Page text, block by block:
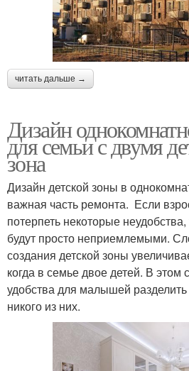
читать дальше →
Дизайн
для семьи с двумя
зона
Дизайн детской зоны в
важная часть ремонта. Если
потерпеть некоторые
будут просто неприемлемыми.
создания детской зоны
когда в семье двое детей. В этом
удобства для малышей
никого из них.